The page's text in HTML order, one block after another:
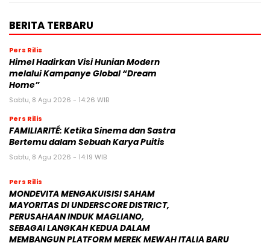
BERITA TERBARU
Pers Rilis
Himel Hadirkan Visi Hunian Modern
melalui Kampanye Global “Dream
Home”
Sabtu, 8 Agu 2026 - 14:26 WIB
Pers Rilis
FAMILIARITÉ: Ketika Sinema dan Sastra
Bertemu dalam Sebuah Karya Puitis
Sabtu, 8 Agu 2026 - 14:19 WIB
Pers Rilis
MONDEVITA MENGAKUISISI SAHAM
MAYORITAS DI UNDERSCORE DISTRICT,
PERUSAHAAN INDUK MAGLIANO,
SEBAGAI LANGKAH KEDUA DALAM
MEMBANGUN PLATFORM MEREK MEWAH ITALIA BARU